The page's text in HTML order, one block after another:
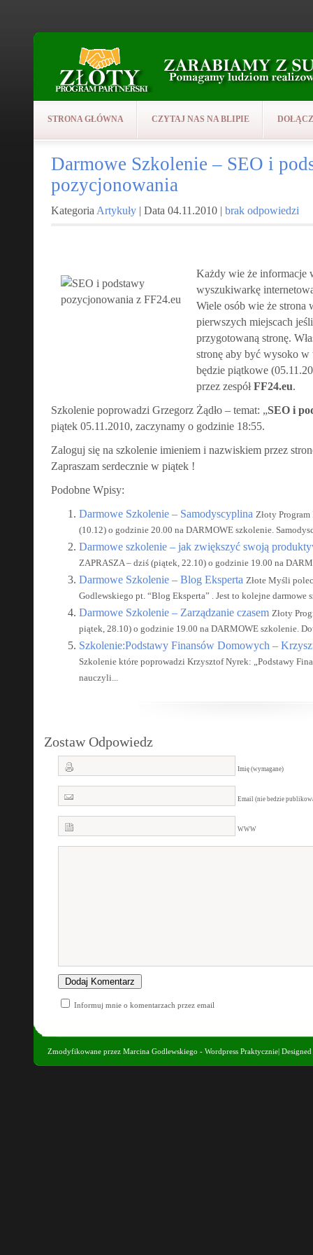
STRONA GŁÓWNA CZYTAJ NAS NA BLIPIE
Darmowe Szkolenie – SEO i
pozycjonowania
Kategoria Artykuły | Data 04.11.2010 | brak odpowiedzi
Każdy wie że informacje
wyszukiwarkę
Wiele osób wie że strona
pierwszych miejscach
przygotowaną stronę.
stronę aby być wysoko
będzie piątkowe
przez zespółFF24.eu.
Szkolenie poprowadzi Grzegorz Żądło – temat: „SEO i
piątek 05.11.2010, zaczynamy o godzinie 18:55.
Zaloguj się na szkolenie imieniem i nazwiskiem przez
Zapraszam serdecznie w piątek !
Podobne Wpisy:
Darmowe Szkolenie – Samodyscyplina Złoty
(10.12) o godzinie 20.00 na DARMOWE szkolenie.
Darmowe szkolenie – jak zwiększyć swoją
ZAPRASZA – dziś (piątek, 22.10) o godzinie 19.00 na
Darmowe Szkolenie – Blog Eksperta Złote Myśli
Godlewskiego pt. “Blog Eksperta” . Jest to kolejne darmowe
Darmowe Szkolenie – Zarządzanie czasem Złoty
piątek, 28.10) o godzinie 19.00 na DARMOWE szkolenie.
Szkolenie:Podstawy Finansów Domowych –
Szkolenie które poprowadzi Krzysztof Nyrek: „Podstawy
nauczyli...
Zostaw Odpowiedz
Imię (wymagane)
Email (nie bedzie
WWW
Informuj mnie o komentarzach przez email
Zmodyfikowane przez Marcina Godlewskiego - Wordpress Praktycznie|